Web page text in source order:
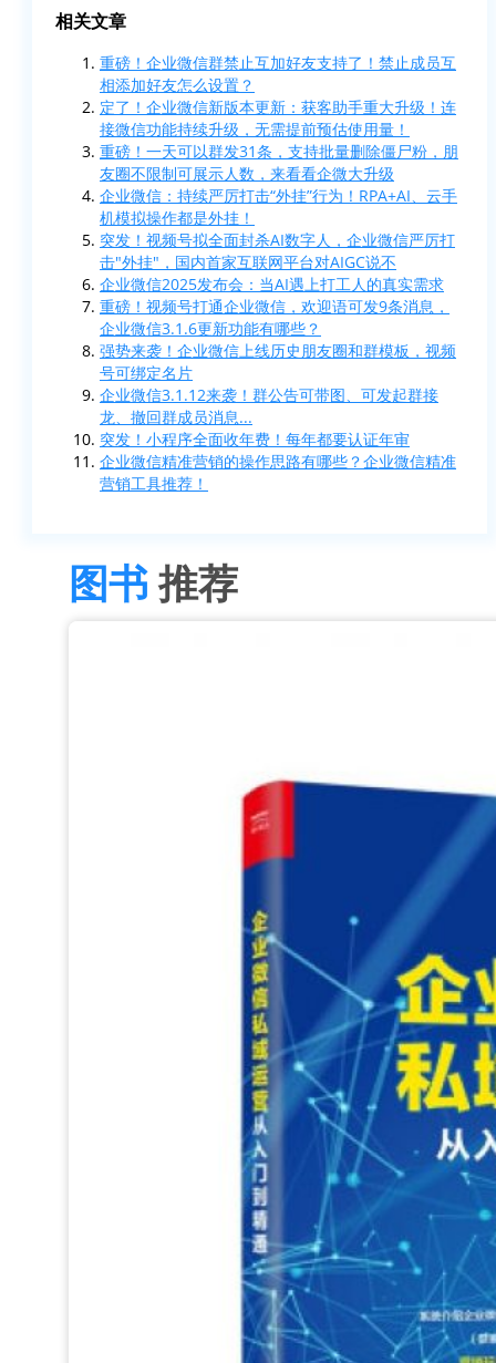
相关文章
重磅！企业微信群禁止互加好友支持了！禁止成员互
相添加好友怎么设置？
定了！企业微信新版本更新：获客助手重大升级！连
接微信功能持续升级，无需提前预估使用量！
重磅！一天可以群发31条，支持批量删除僵尸粉，朋
友圈不限制可展示人数，来看看企微大升级
企业微信：持续严厉打击“外挂”行为！RPA+AI、云手
机模拟操作都是外挂！
突发！视频号拟全面封杀AI数字人，企业微信严厉打
击"外挂"，国内首家互联网平台对AIGC说不
企业微信2025发布会：当AI遇上打工人的真实需求
重磅！视频号打通企业微信，欢迎语可发9条消息，
企业微信3.1.6更新功能有哪些？
强势来袭！企业微信上线历史朋友圈和群模板，视频
号可绑定名片
企业微信3.1.12来袭！群公告可带图、可发起群接
龙、撤回群成员消息...
突发！小程序全面收年费！每年都要认证年审
企业微信精准营销的操作思路有哪些？企业微信精准
营销工具推荐！
图书推荐